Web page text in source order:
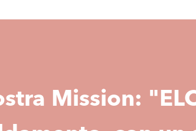
Mission: